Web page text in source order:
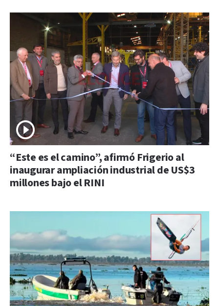
“Este es el camino”, afirmó Frigerio al
inaugurar ampliación industrial de US$3
millones bajo el RINI